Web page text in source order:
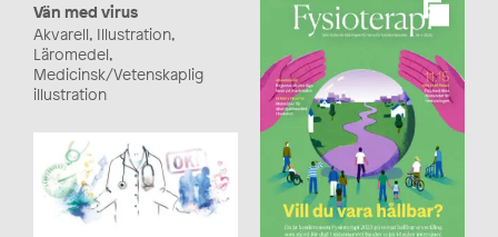
Vän med virus
Akvarell, Illustration,
Läromedel,
Medicinsk/Vetenskaplig
illustration